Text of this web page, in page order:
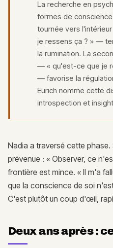
La recherche en
formes de
tournée vers
je ressens ça ? » —
la rumination. La
— « qu'est-ce que je
— favorise la
Eurich nomme cette
introspection et
Nadia a traversé cette
prévenue : « Observer, ce
frontière est mince. « Il m'a
que la conscience de soi
C'est plutôt un coup d'œil,
Deux ans après :